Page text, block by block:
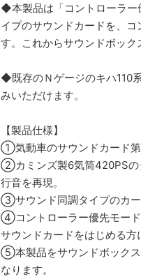
◆本製品は「コントローラー
イプのサウンドカードを、
す。これからサウンドボック
◆既存のＮゲージのキハ110
みいただけます。
【製品仕様】
①気動車のサウンドカード第
②カミンズ製6気筒420PSの
行音を再現。
③サウンド同調タイプのカー
④コントローラー優先モード
サウンドカードをはじめる方
⑤本製品をサウンドボックス
なります。